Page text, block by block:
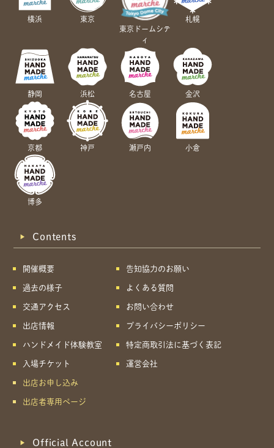
横浜
東京
東京ドームシテ
ィ
札幌
静岡 浜松 名古屋 金沢
京都 神戸 瀬戸内 小倉
博多
Contents
開催概要
過去の様子
交通アクセス
出店情報
ハンドメイド体験教室
入場チケット
出店お申し込み
出店者専用ページ
告知協力のお願い
よくある質問
お問い合わせ
プライバシーポリシー
特定商取引法に基づく表記
運営会社
Official Account